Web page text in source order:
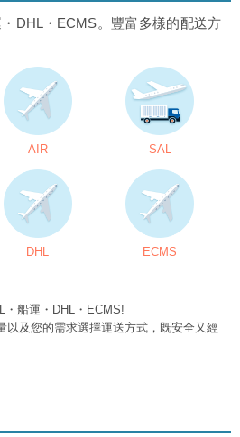
DHL・ECMS。豐富多樣的配送方
AIR SAL
DHL ECMS
船運・DHL・ECMS!
以及您的需求選擇運送方式，既安全又經